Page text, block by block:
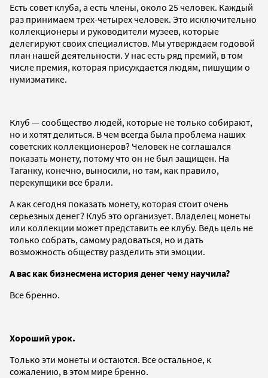
Есть совет клуба, а есть члены, около 25 человек. Каждый
раз принимаем трех-четырех человек. Это исключительно
коллекционеры и руководители музеев, которые
делегируют своих специалистов. Мы утверждаем годовой
план нашей деятельности. У нас есть ряд премий, в том
числе премия, которая присуждается людям, пишущим о
нумизматике.
Клуб — сообщество людей, которые не только собирают,
но и хотят делиться. В чем всегда была проблема наших
советских коллекционеров? Человек не соглашался
показать монету, потому что он не был защищен. На
Таганку, конечно, выносили, но там, как правило,
перекупщики все брали.
А как сегодня показать монету, которая стоит очень
серьезных денег? Клуб это организует. Владелец монеты
или коллекции может представить ее клубу. Ведь цель не
только собрать, самому радоваться, но и дать
возможность обществу разделить эти эмоции.
А вас как бизнесмена история денег чему научила?
Все бренно.
Хороший урок.
Только эти монеты и остаются. Все остальное, к
сожалению, в этом мире бренно.